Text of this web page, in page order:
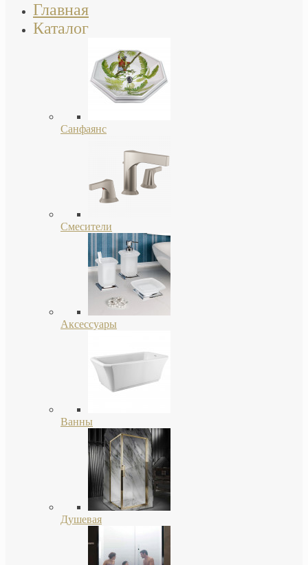
Главная
Каталог
Санфаянс
Смесители
Аксессуары
Ванны
Душевая